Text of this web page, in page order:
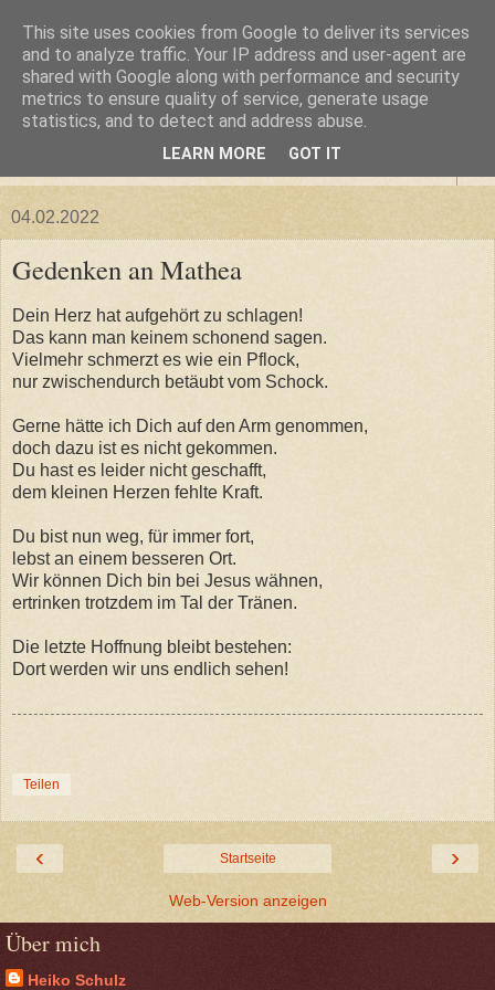
Heiko's Blog
Gedanken, Gedichte, Notizen und Kommentare
04.02.2022
Gedenken an Mathea
Dein Herz hat aufgehört zu schlagen!
Das kann man keinem schonend sagen.
Vielmehr schmerzt es wie ein Pflock,
nur zwischendurch betäubt vom Schock.
Gerne hätte ich Dich auf den Arm genommen,
doch dazu ist es nicht gekommen.
Du hast es leider nicht geschafft,
dem kleinen Herzen fehlte Kraft.
Du bist nun weg, für immer fort,
lebst an einem besseren Ort.
Wir können Dich bin bei Jesus wähnen,
ertrinken trotzdem im Tal der Tränen.
Die letzte Hoffnung bleibt bestehen:
Dort werden wir uns endlich sehen!
Teilen
‹ ›
Startseite
Web-Version anzeigen
Über mich
Heiko Schulz
This site uses cookies from Google to deliver its services
and to analyze traffic. Your IP address and user-agent are
shared with Google along with performance and security
metrics to ensure quality of service, generate usage
statistics, and to detect and address abuse.
LEARN MORE GOT IT